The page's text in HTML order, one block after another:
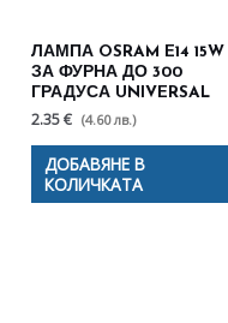
ЛАМПА OSRAM E14 15W
ЗА ФУРНА ДО 300
ГРАДУСА UNIVERSAL
2.35 € (4.60 лв.)
ДОБАВЯНЕ В
КОЛИЧКАТА